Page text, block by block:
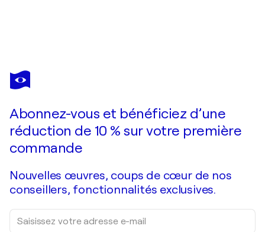
EVA BAZHENOVA
Beauty in Submission
Abonnez-vous et bénéficiez d’une
réduction de 10 % sur votre première
commande
Nouvelles œuvres, coups de cœur de nos
conseillers, fonctionnalités exclusives.